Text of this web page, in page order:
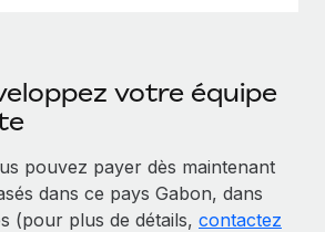
votre équipe
pouvez payer dès maintenant
dans ce pays Gabon, dans
(pour plus de détails, contactez